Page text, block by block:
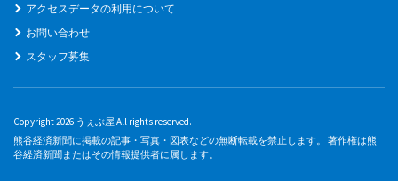
アクセスデータの利用について
お問い合わせ
スタッフ募集
Copyright 2026 うぇぶ屋 All rights reserved.
熊谷経済新聞に掲載の記事・写真・図表などの無断転載を禁止します。 著作権は熊
谷経済新聞またはその情報提供者に属します。